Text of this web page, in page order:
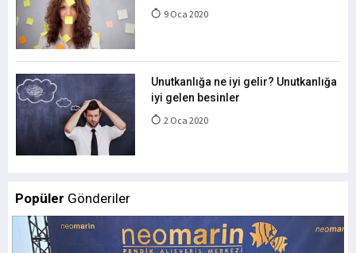
9 Oca 2020
Unutkanlığa ne iyi gelir? Unutkanlığa
iyi gelen besinler
2 Oca 2020
Popüler Gönderiler